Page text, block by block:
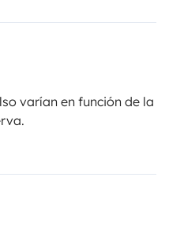
varían en función de la